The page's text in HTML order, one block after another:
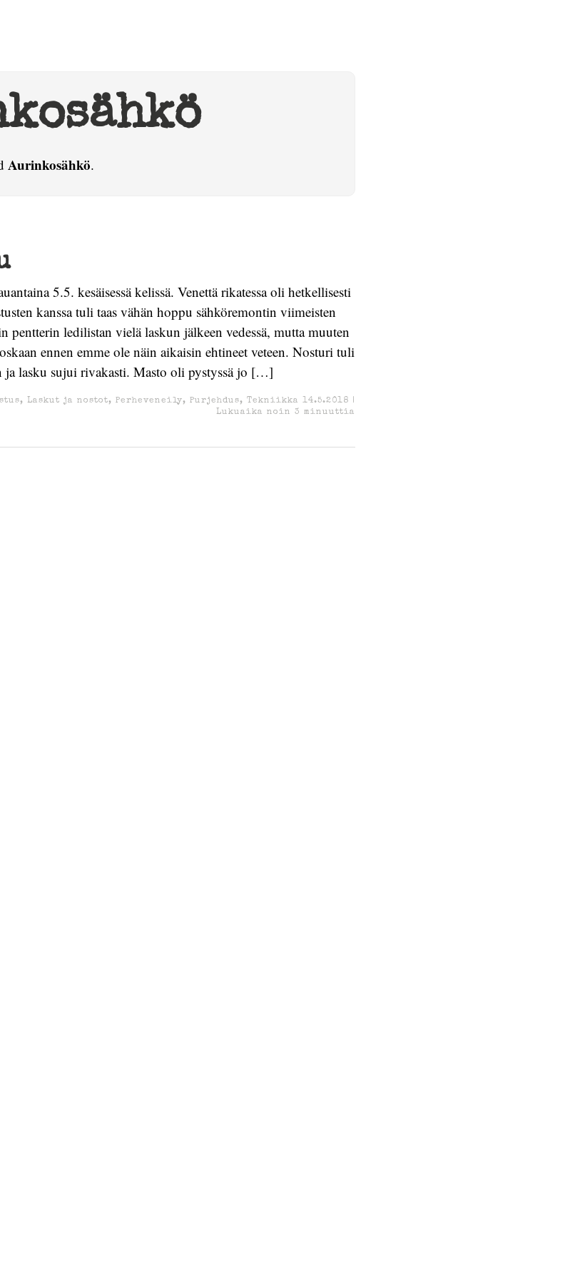
Aurinkosähkö.
5.5. kesäisessä kelissä. Venettä rikatessa oli hetkellisesti
kanssa tuli taas vähän hoppu sähköremontin viimeisten
pentterin ledilistan vielä laskun jälkeen vedessä, mutta muuten
ennen emme ole näin aikaisin ehtineet veteen. Nosturi tuli
ja lasku sujui rivakasti. Masto oli pystyssä jo […]
, Laskut ja nostot, Perheveneily, Purjehdus, Tekniikka 14.5.2018 |
Lukuaika noin 3 minuuttia